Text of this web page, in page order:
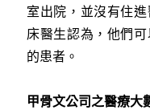
室出院，並沒有住
床醫生認為，他們
的患者。
甲骨文公司之醫療大